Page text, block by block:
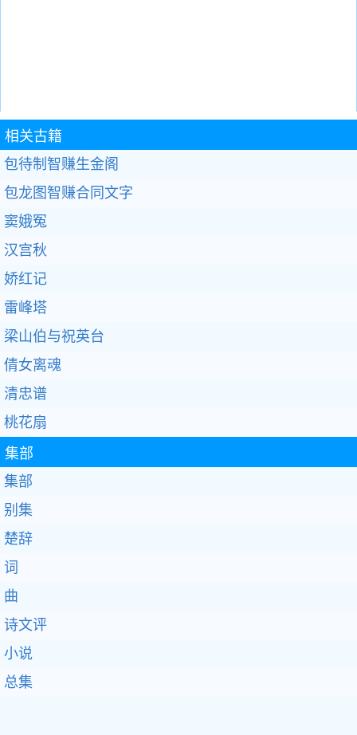
相关古籍
包待制智赚生金阁
包龙图智赚合同文字
窦娥冤
汉宫秋
娇红记
雷峰塔
梁山伯与祝英台
倩女离魂
清忠谱
桃花扇
集部
集部
别集
楚辞
词
曲
诗文评
小说
总集